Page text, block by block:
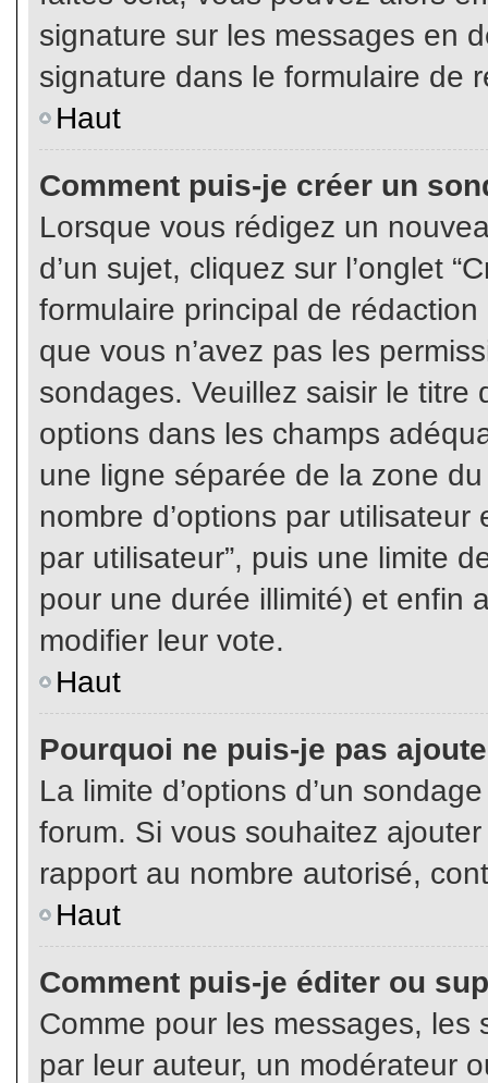
signature sur les messages en
signature dans le formulaire de
Haut
Comment puis-je créer un
Lorsque vous rédigez un
d’un sujet, cliquez sur l’onglet
formulaire principal de
que vous n’avez pas les
sondages. Veuillez saisir le
options dans les champs
une ligne séparée de la zone
nombre d’options par
par utilisateur”, puis une limite
pour une durée illimité) et enfin
modifier leur vote.
Haut
Pourquoi ne puis-je pas
La limite d’options d’un
forum. Si vous souhaitez
rapport au nombre autorisé,
Haut
Comment puis-je éditer ou
Comme pour les messages,
par leur auteur, un modérateur